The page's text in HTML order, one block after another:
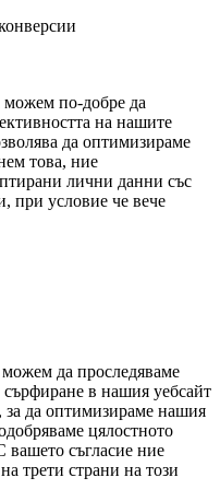
можем по-добре да
на нашите
да оптимизираме
това, ние
лични данни със
при условие че вече
да проследяваме
в нашия уебсайт
да оптимизираме нашия
цялостното
вашето съгласие ние
трети страни на този